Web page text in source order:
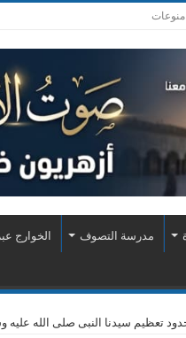
منوعات
مدرسة التصوف الخوارج
تعظيم سيدنا النبى صلى الله عليه